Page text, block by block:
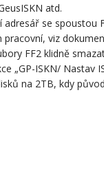
atd.
adresář se
viz
FF2 klidně
„GP-ISKN/ Nastav
na 2TB, kdy